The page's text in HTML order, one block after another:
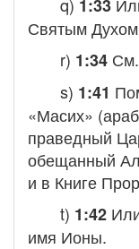
1:33
Святым
r) 1:34
s) 1:41
«Масих»
праведный
обещанный
и в Книге
t) 1:42
имя Ионы.